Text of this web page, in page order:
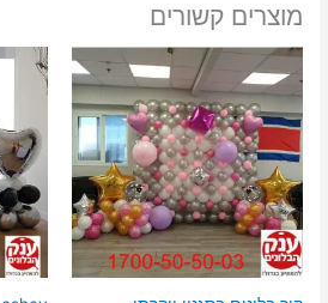
מוצרים קשורים